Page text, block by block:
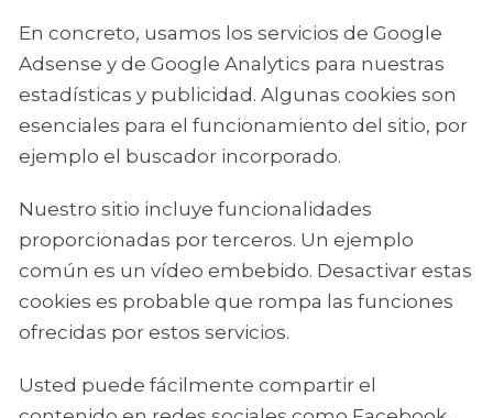
En concreto, usamos los servicios de Google
Adsense y de Google Analytics para nuestras
estadísticas y publicidad. Algunas cookies son
esenciales para el funcionamiento del sitio, por
ejemplo el buscador incorporado.
Nuestro sitio incluye funcionalidades
proporcionadas por terceros. Un ejemplo
común es un vídeo embebido. Desactivar estas
cookies es probable que rompa las funciones
ofrecidas por estos servicios.
Usted puede fácilmente compartir el